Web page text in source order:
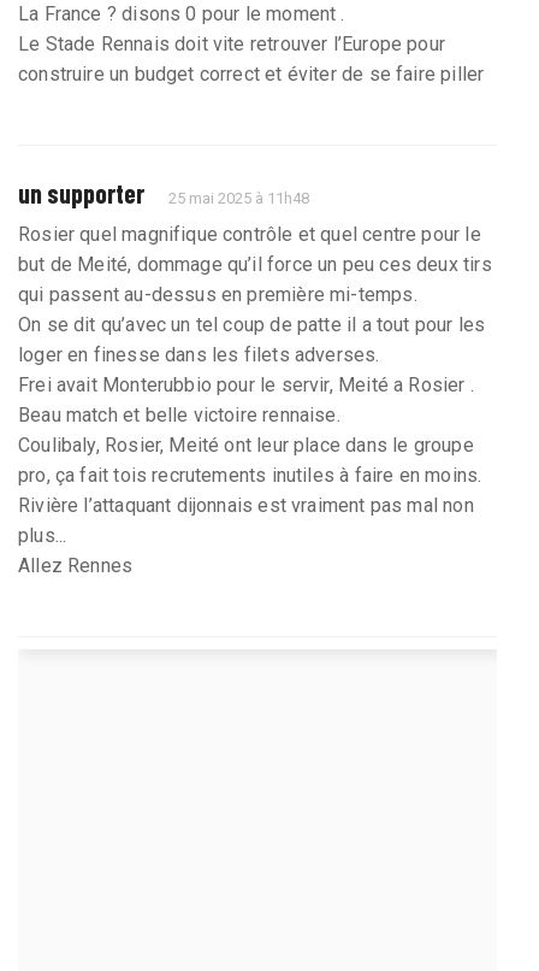
La France ? disons 0 pour le moment .
Le Stade Rennais doit vite retrouver l’Europe pour
construire un budget correct et éviter de se faire piller
un supporter 25 mai 2025 à 11h48
Rosier quel magnifique contrôle et quel centre pour le
but de Meité, dommage qu’il force un peu ces deux tirs
qui passent au-dessus en première mi-temps.
On se dit qu’avec un tel coup de patte il a tout pour les
loger en finesse dans les filets adverses.
Frei avait Monterubbio pour le servir, Meité a Rosier .
Beau match et belle victoire rennaise.
Coulibaly, Rosier, Meité ont leur place dans le groupe
pro, ça fait tois recrutements inutiles à faire en moins.
Rivière l’attaquant dijonnais est vraiment pas mal non
plus...
Allez Rennes